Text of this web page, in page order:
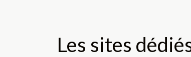
Les sites